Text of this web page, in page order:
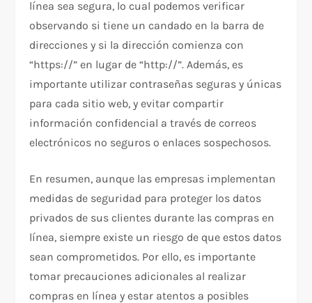
línea sea segura, lo cual podemos verificar
observando si tiene un candado en la barra de
direcciones y si la dirección comienza con
“https://” en lugar de “http://”. Además, es
importante utilizar contraseñas seguras y únicas
para cada sitio web, y evitar compartir
información confidencial a través de correos
electrónicos no seguros o enlaces sospechosos.
En resumen, aunque las empresas implementan
medidas de seguridad para proteger los datos
privados de sus clientes durante las compras en
línea, siempre existe un riesgo de que estos datos
sean comprometidos. Por ello, es importante
tomar precauciones adicionales al realizar
compras en línea y estar atentos a posibles